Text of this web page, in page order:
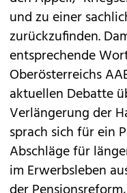
und zu einer
zurückzufinden.
entsprechende
Oberösterreichs
aktuellen Debatte
Verlängerung der
sprach sich für ein
Abschläge für
im Erwerbsleben